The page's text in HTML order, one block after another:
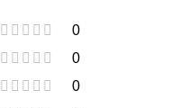
0
0
0